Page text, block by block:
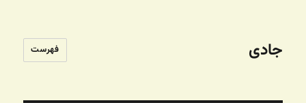
جادی فهرست